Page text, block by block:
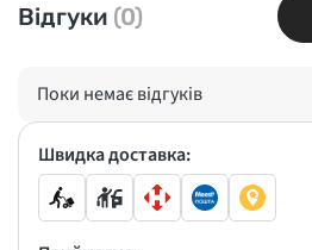
Відгуки (0)
Поки немає відгуків
Швидка доставка: